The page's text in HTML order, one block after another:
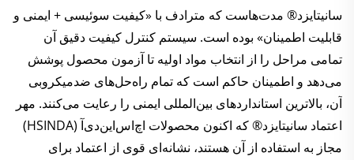
سانیتایزد® مدت‌هاست که مترادف با «کیفیت سوئیسی + ایمنی و
قابلیت اطمینان» بوده است. سیستم کنترل کیفیت دقیق آن
تمامی مراحل را از انتخاب مواد اولیه تا آزمون محصول پوشش
می‌دهد و اطمینان حاکم است که تمام راه‌حل‌های ضدمیکروبی
آن، بالاترین استانداردهای بین‌المللی ایمنی را رعایت می‌کنند. مهر
اعتماد سانیتایزد® که اکنون محصولات اچ‌اس‌این‌دی‌آ (HSINDA)
مجاز به استفاده از آن هستند، نشانه‌ای قوی از اعتماد برای